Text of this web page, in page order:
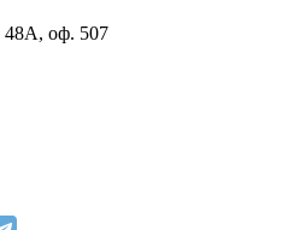
48А, оф. 507